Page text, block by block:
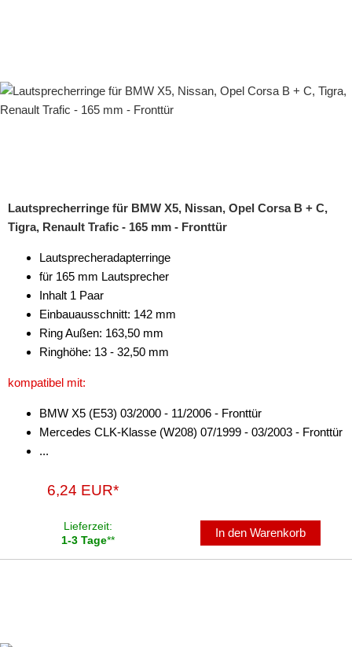
für Seat
für Ssangyoung
für Subaru
für Suzuki
für Tesla
für Toyota
für Volkswagen
Lenkradadapter
Marderschutz
Lautsprecherringe für BMW X5, Nissan, Opel Corsa B + C,
Tigra, Renault Trafic - 165 mm - Fronttür
Lautsprecheradapterringe
für 165 mm Lautsprecher
Inhalt 1 Paar
Einbauausschnitt: 142 mm
Ring Außen: 163,50 mm
Ringhöhe: 13 - 32,50 mm
kompatibel mit:
BMW X5 (E53) 03/2000 - 11/2006 - Fronttür
Mercedes CLK-Klasse (W208) 07/1999 - 03/2003 - Fronttür
...
6,24 EUR*
Lieferzeit:
1-3 Tage**
In den Warenkorb